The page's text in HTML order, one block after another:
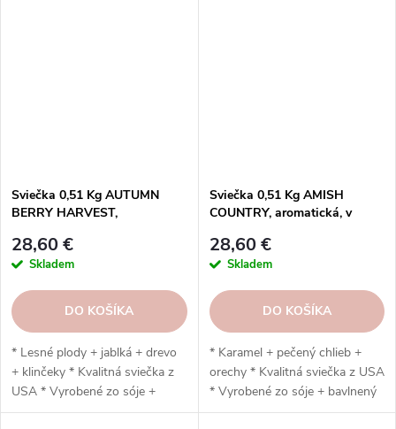
Sviečka 0,51 Kg AUTUMN
BERRY HARVEST,
2 knôty
28,60 €
Skladem
DO KOŠÍKA
* Lesné plody + jablká + drevo
+ klinčeky * Kvalitná sviečka z
USA * Vyrobené zo sóje +
bavlnený knôt * Ručná výroba *
Sviečka 0,51 Kg AMISH
COUNTRY, aromatická, v
28,60 €
Skladem
DO KOŠÍKA
* Karamel + pečený chlieb +
orechy * Kvalitná sviečka z USA
* Vyrobené zo sóje + bavlnený
knôt * Ručná výroba * Vydrží